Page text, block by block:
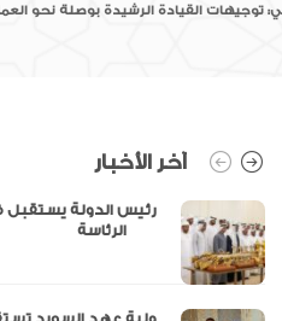
توجيهات القيادة الرشيدة بوصلة نحو
آخر الأخبار
رئيس الدولة